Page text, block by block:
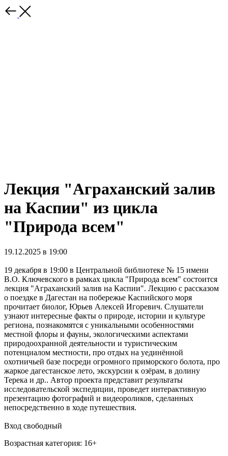
Лекция "Аграханский залив
на Каспии" из цикла
"Природа всем"
19.12.2025 в 19:00
19 декабря в 19:00 в Центральной библиотеке № 15 имени
В.О. Ключевского в рамках цикла "Природа всем" состоится
лекция "Аграханский залив на Каспии". Лекцию с рассказом
о поездке в Дагестан на побережье Каспийского моря
прочитает биолог, Юрьев Алексей Игоревич. Слушатели
узнают интересные факты о природе, истории и культуре
региона, познакомятся с уникальными особенностями
местной флоры и фауны, экологическими аспектами
природоохранной деятельности и туристическим
потенциалом местности, про отдых на уединённой
охотничьей базе посреди огромного приморского болота, про
жаркое дагестанское лето, экскурсии к озёрам, в долину
Терека и др.. Автор проекта представит результаты
исследовательской экспедиции, проведет интерактивную
презентацию фотографий и видеороликов, сделанных
непосредственно в ходе путешествия.
Вход свободный
Возрастная категория: 16+